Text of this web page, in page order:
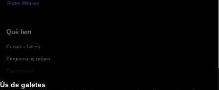
Ús de galetes
Teatre Mira-sol
Què fem
Cursos i Tallers
Programació pròpia